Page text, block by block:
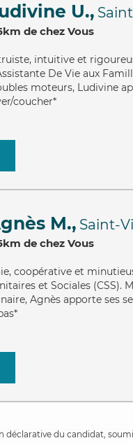
U.,
de chez Vous
, intuitive et
De Vie aux
moteurs, Ludivine
coucher*
M., Saint-
de chez Vous
, coopérative et
et Sociales
Agnès apporte ses
déclarative du candidat,